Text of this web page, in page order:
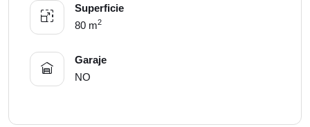
Superficie
80 m2
Garaje
NO